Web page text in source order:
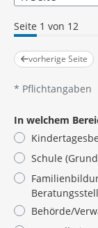
Seite 1 von 12
vorherige Seite
* Pflichtangaben
In welchem
Schule
Behörde/